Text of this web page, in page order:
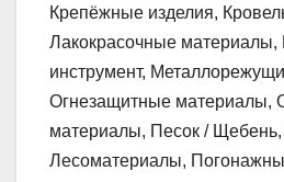
Крепёжные изделия,
Лакокрасочные
инструмент,
Огнезащитные материалы,
материалы, Песок /
Лесоматериалы,